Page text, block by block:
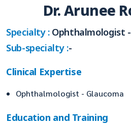
Dr. Arunee
Specialty :Ophthalmologist
Sub-specialty :-
Clinical Expertise
Ophthalmologist - Glaucoma
Education and Training